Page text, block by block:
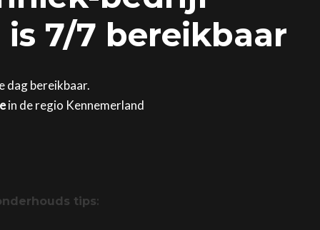
is 7/7 bereikbaar
dag bereikbaar.
in de regio Kennemerland
tips: